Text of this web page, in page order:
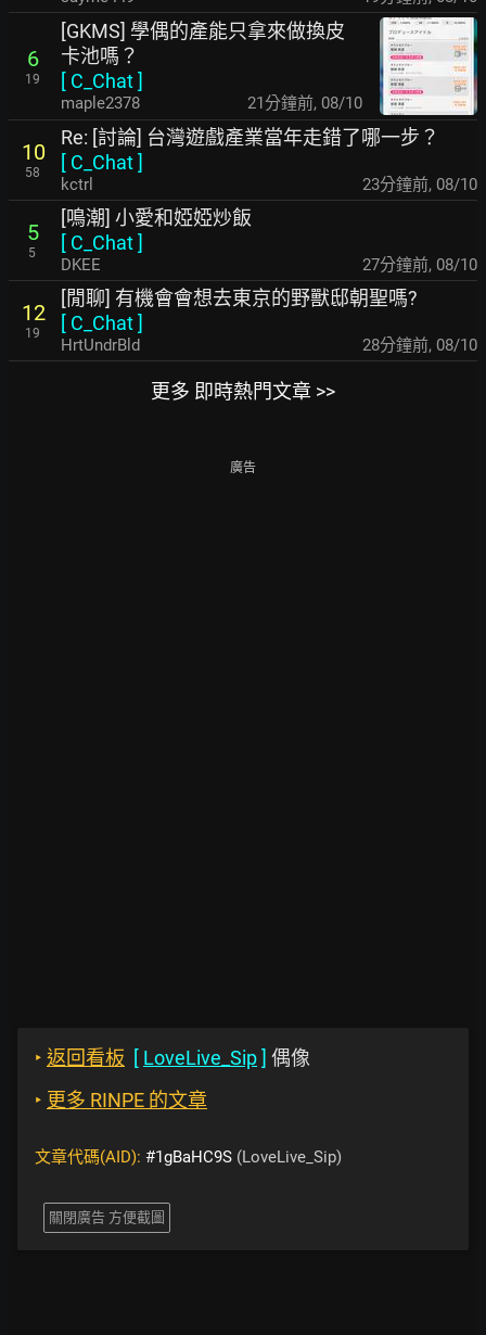
6
19
[GKMS] 學偶的產能只拿來做換皮
卡池嗎？
[ C_Chat]
maple2378 21分鐘前, 08/10
10
58
Re: [討論] 台灣遊戲產業當年走錯了哪一步？
[ C_Chat]
kctrl 23分鐘前, 08/10
5
5
[鳴潮] 小愛和婭婭炒飯
[ C_Chat]
DKEE 27分鐘前, 08/10
12
19
[閒聊] 有機會會想去東京的野獸邸朝聖嗎?
[ C_Chat]
HrtUndrBld 28分鐘前, 08/10
更多 即時熱門文章 >>
廣告
‣ 返回看板 [ LoveLive_Sip] 偶像
‣ 更多 RINPE 的文章
文章代碼(AID): #1gBaHC9S (LoveLive_Sip)
關閉廣告 方便截圖